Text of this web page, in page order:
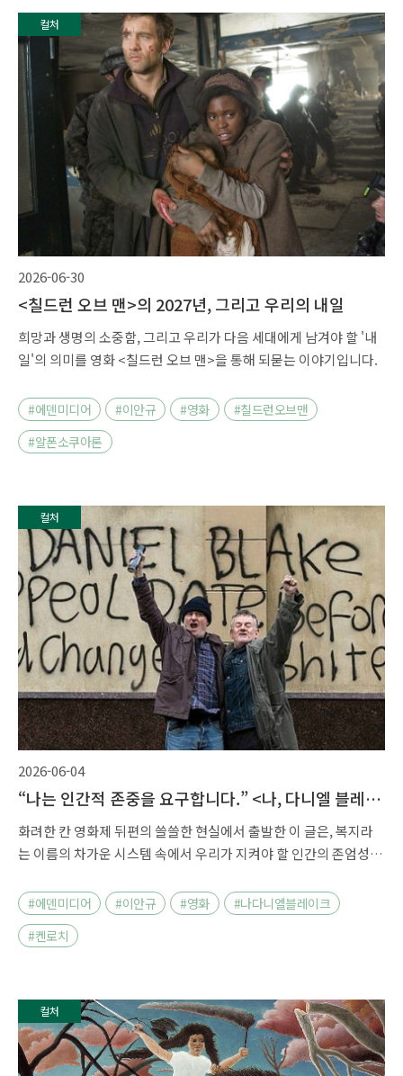
컬처
2026-06-30
<칠드런 오브 맨>의 2027년, 그리고 우리의 내일
희망과 생명의 소중함, 그리고 우리가 다음 세대에게 남겨야 할 '내
일'의 의미를 영화 <칠드런 오브 맨>을 통해 되묻는 이야기입니다.
#에덴미디어 #이안규 #영화
#칠드런오브맨
#알폰소쿠아론
컬처
2026-06-04
“나는 인간적 존중을 요구합니다.” <나, 다니엘 블레이
크>
화려한 칸 영화제 뒤편의 쓸쓸한 현실에서 출발한 이 글은, 복지라
는 이름의 차가운 시스템 속에서 우리가 지켜야 할 인간의 존엄성이
#에덴미디어 #이안규 #영화
#나다니엘블레이크
#켄로치
컬처